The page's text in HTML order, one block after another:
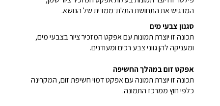
המדגיש את התחושת התלת־ממדית של הנושא.
סגנון צבעי מים
תכונה זו יוצרת תמונות עם אפקט המזכיר ציור בצבעי מים,
ומעניקה להן גווני צבע רכים ומעודנים.
אפקט זום במהלך החשיפה
תכונה זו יוצרת תמונה עם אפקט דמוי חשיפת זום, המקרינה
כלפי חוץ ממרכז התמונה.